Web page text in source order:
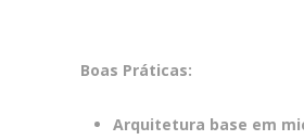
Boas Práticas:
Arquitetura base em